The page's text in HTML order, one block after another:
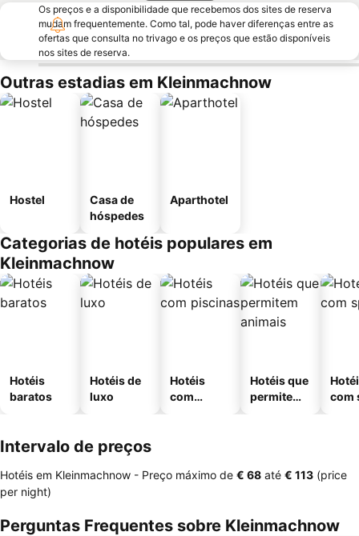
Os preços e a disponibilidade que recebemos dos sites de reserva
mudam frequentemente. Como tal, pode haver diferenças entre as
ofertas que consulta no trivago e os preços que estão disponíveis
nos sites de reserva.
Outras estadias em Kleinmachnow
Hostel
Casa de
hóspedes
Aparthotel
Categorias de hotéis populares em
Kleinmachnow
Hotéis
baratos
Hotéis de
luxo
Hotéis
com
Hotéis que
permitem
com
Intervalo de preços
Hotéis em Kleinmachnow - Preço máximo de ‎€ 68 até ‎€ 113 (price
per night)
Perguntas Frequentes sobre Kleinmachnow